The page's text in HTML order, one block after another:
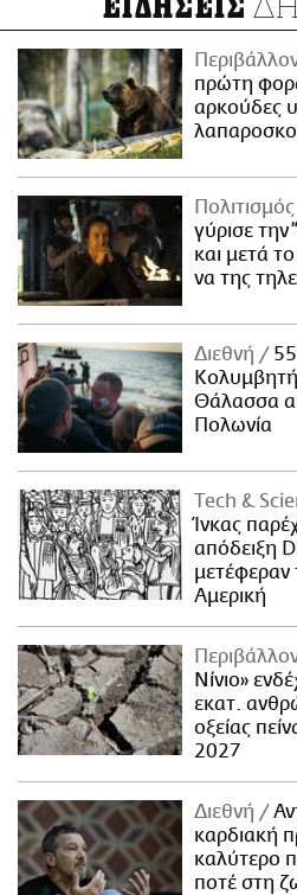
πρώτη
αρκούδες
Πολιτισμός
γύρισε
και μετά
να της
Διεθνή
55
Θάλασσα
Πολωνία
Τech &
Ίνκας
απόδειξη
μετέφεραν
Αμερική
Νίνιο»
εκατ.
οξείας
2027
Διεθνή
καρδιακή
καλύτερο
ποτέ στη